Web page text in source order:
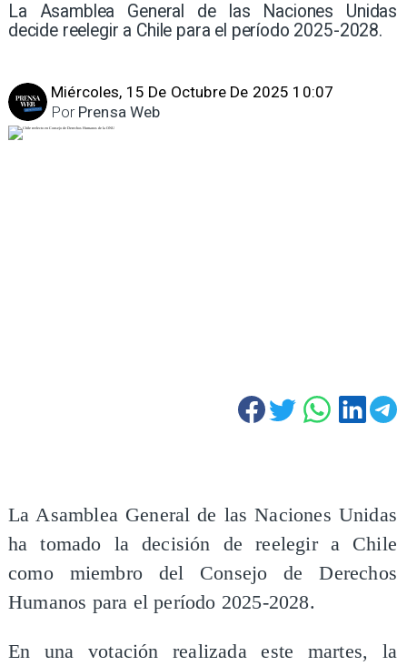
La Asamblea General de las Naciones Unidas
decide reelegir a Chile para el período 2025-2028.
Miércoles, 15 De Octubre De 2025 10:07
Prensa Web
Por
La Asamblea General de las Naciones Unidas
ha tomado la decisión de reelegir a Chile
como miembro del Consejo de Derechos
Humanos para el período 2025-2028.
En una votación realizada este martes, la